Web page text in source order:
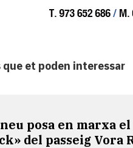
et poden interessar
posa en marxa
del passeig Vora